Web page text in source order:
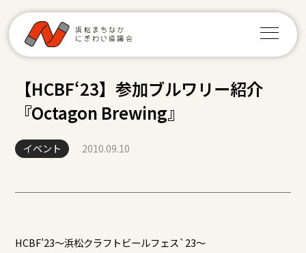
【HCBF‘23】参加ブルワリー紹介
『Octagon Brewing』
イベント 2010.09.10
HCBF’23～浜松クラフトビールフェス`23～